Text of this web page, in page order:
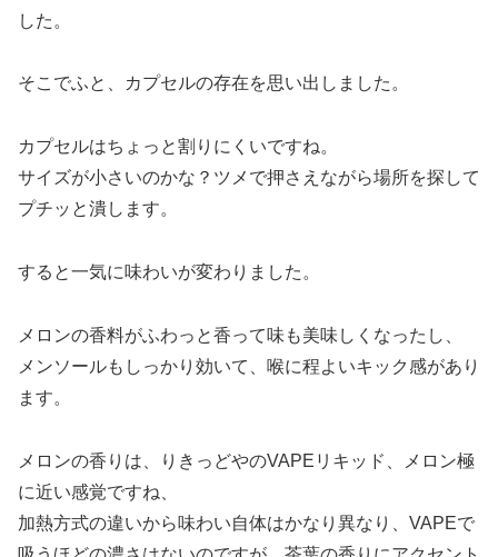
した。
そこでふと、カプセルの存在を思い出しました。
カプセルはちょっと割りにくいですね。
サイズが小さいのかな？ツメで押さえながら場所を探して
プチッと潰します。
すると一気に味わいが変わりました。
メロンの香料がふわっと香って味も美味しくなったし、
メンソールもしっかり効いて、喉に程よいキック感があり
ます。
メロンの香りは、りきっどやのVAPEリキッド、メロン極
に近い感覚ですね、
加熱方式の違いから味わい自体はかなり異なり、VAPEで